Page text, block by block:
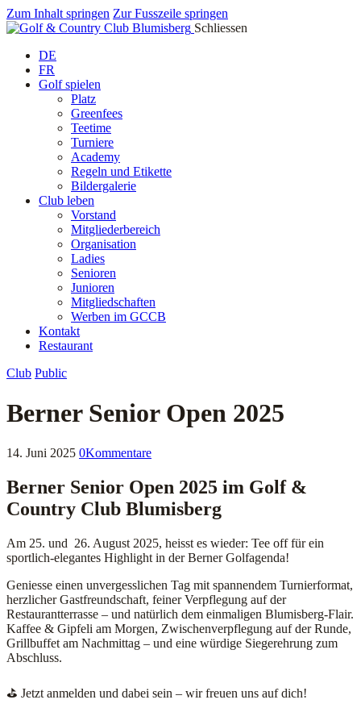
Zum Inhalt springen Zur Fusszeile springen
Schliessen
DE
FR
Golf spielen
Platz
Greenfees
Teetime
Turniere
Academy
Regeln und Etikette
Bildergalerie
Club leben
Vorstand
Mitgliederbereich
Organisation
Ladies
Senioren
Junioren
Mitgliedschaften
Werben im GCCB
Kontakt
Restaurant
Club Public
Berner Senior Open 2025
14. Juni 2025 0Kommentare
Berner Senior Open 2025 im Golf &
Country Club Blumisberg
Am 25. und 26. August 2025, heisst es wieder: Tee off für ein
sportlich-elegantes Highlight in der Berner Golfagenda!
Geniesse einen unvergesslichen Tag mit spannendem Turnierformat,
herzlicher Gastfreundschaft, feiner Verpflegung auf der
Restaurantterrasse – und natürlich dem einmaligen Blumisberg-Flair.
Kaffee & Gipfeli am Morgen, Zwischenverpflegung auf der Runde,
Grillbuffet am Nachmittag – und eine würdige Siegerehrung zum
Abschluss.
⛳️ Jetzt anmelden und dabei sein – wir freuen uns auf dich!